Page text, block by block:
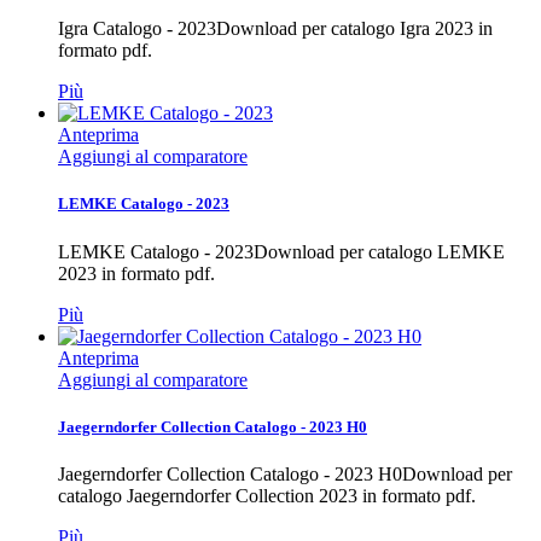
Igra Catalogo - 2023Download per catalogo Igra 2023 in
formato pdf.
Più
Anteprima
Aggiungi al comparatore
LEMKE Catalogo - 2023
LEMKE Catalogo - 2023Download per catalogo LEMKE
2023 in formato pdf.
Più
Anteprima
Aggiungi al comparatore
Jaegerndorfer Collection Catalogo - 2023 H0
Jaegerndorfer Collection Catalogo - 2023 H0Download per
catalogo Jaegerndorfer Collection 2023 in formato pdf.
Più